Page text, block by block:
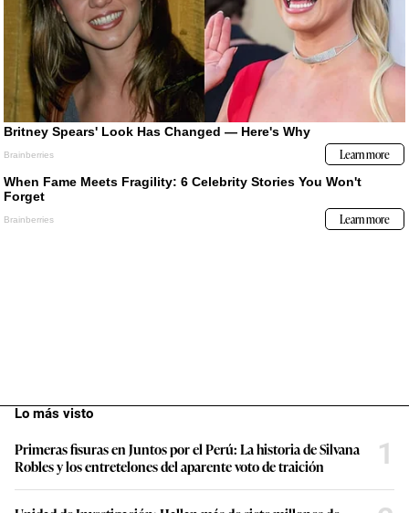
Lo más visto
Primeras fisuras en Juntos por el Perú: La historia de Silvana
Robles y los entretelones del aparente voto de traición
1